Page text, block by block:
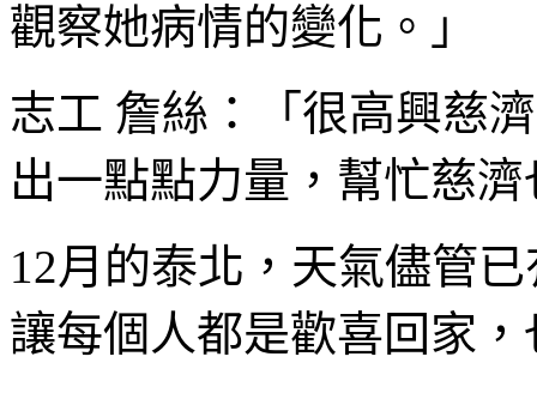
觀察她病情的變化。」
志工 詹絲：「很高興慈
出一點點力量，幫忙慈
12月的泰北，天氣儘管
讓每個人都是歡喜回家